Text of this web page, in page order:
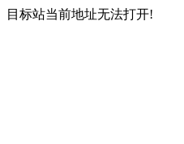
目标站当前地址无法打开!